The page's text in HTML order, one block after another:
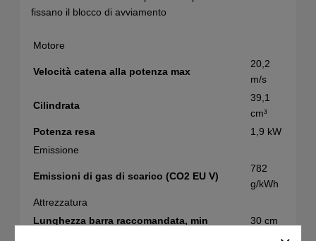
fissano il blocco di avviamento
Motore
Velocità catena alla potenza max
20,2
m/s
Cilindrata
39,1
cm³
Potenza resa
1,9 kW
Emissione
Emissioni di gas di scarico (CO2 EU V)
782
g/kWh
Attrezzatura
Lunghezza barra raccomandata, min
30 cm